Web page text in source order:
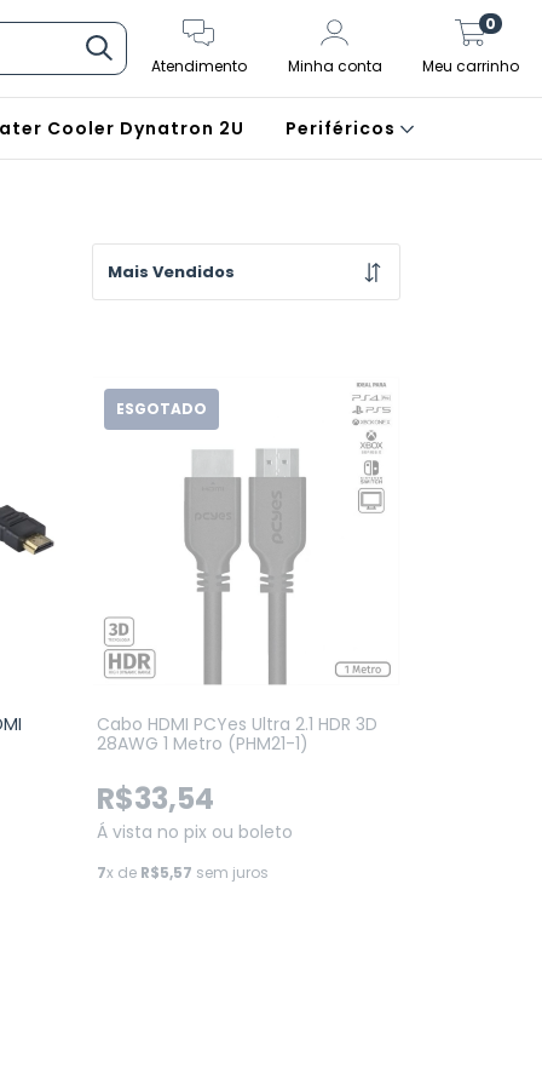
Atendimento Minha conta Meu carrinho
0
Cooler Dynatron 2U Periféricos
ESGOTADO
Cabo HDMI PCYes Ultra 2.1 HDR 3D
28AWG 1 Metro (PHM21-1)
R$33,54
Á vista no pix ou boleto
7x de R$5,57 sem juros